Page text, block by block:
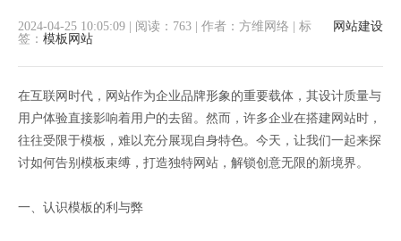
网站建设
2024-04-25 10:05:09 阅读：763 作者：方维网络
标
签： 模板网站
在互联网时代，网站作为企业品牌形象的重要载体，其设计质量与
用户体验直接影响着用户的去留。然而，许多企业在搭建网站时，
往往受限于模板，难以充分展现自身特色。今天，让我们一起来探
讨如何告别模板束缚，打造独特网站，解锁创意无限的新境界。
一、认识模板的利与弊